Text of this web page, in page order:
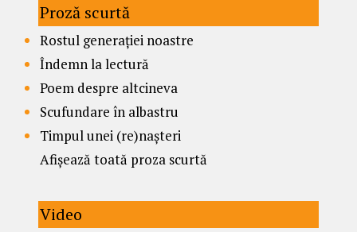
Proză scurtă
Rostul generației noastre
Îndemn la lectură
Poem despre altcineva
Scufundare în albastru
Timpul unei (re)nașteri
Afișează toată proza scurtă
Video